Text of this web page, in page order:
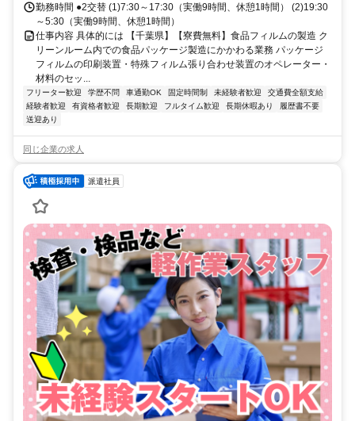
勤務時間 ●2交替 (1)7:30～17:30（実働9時間、休憩1時間） (2)19:30
～5:30（実働9時間、休憩1時間）
仕事内容 具体的には 【千葉県】【寮費無料】食品フィルムの製造 ク
リーンルーム内での食品パッケージ製造にかかわる業務 パッケージ
フィルムの印刷装置・特殊フィルム張り合わせ装置のオペレーター・
材料のセッ...
フリーター歓迎 学歴不問 車通勤OK 固定時間制 未経験者歓迎
交通費全額支給
経験者歓迎
有資格者歓迎 長期歓迎 フルタイム歓迎 長期休暇あり
履歴書不要
送迎あり
同じ企業の求人
派遣社員